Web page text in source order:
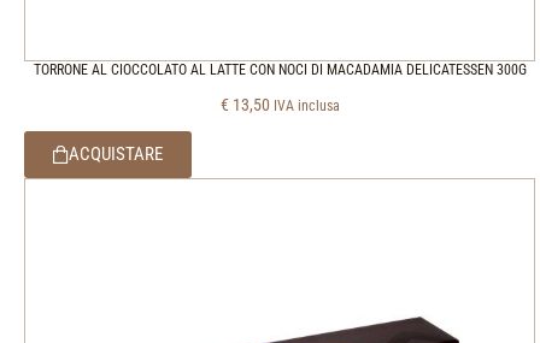
TORRONE AL CIOCCOLATO AL LATTE CON NOCI DI MACADAMIA DELICATESSEN 300G
€ 13,50 IVA inclusa
ACQUISTARE